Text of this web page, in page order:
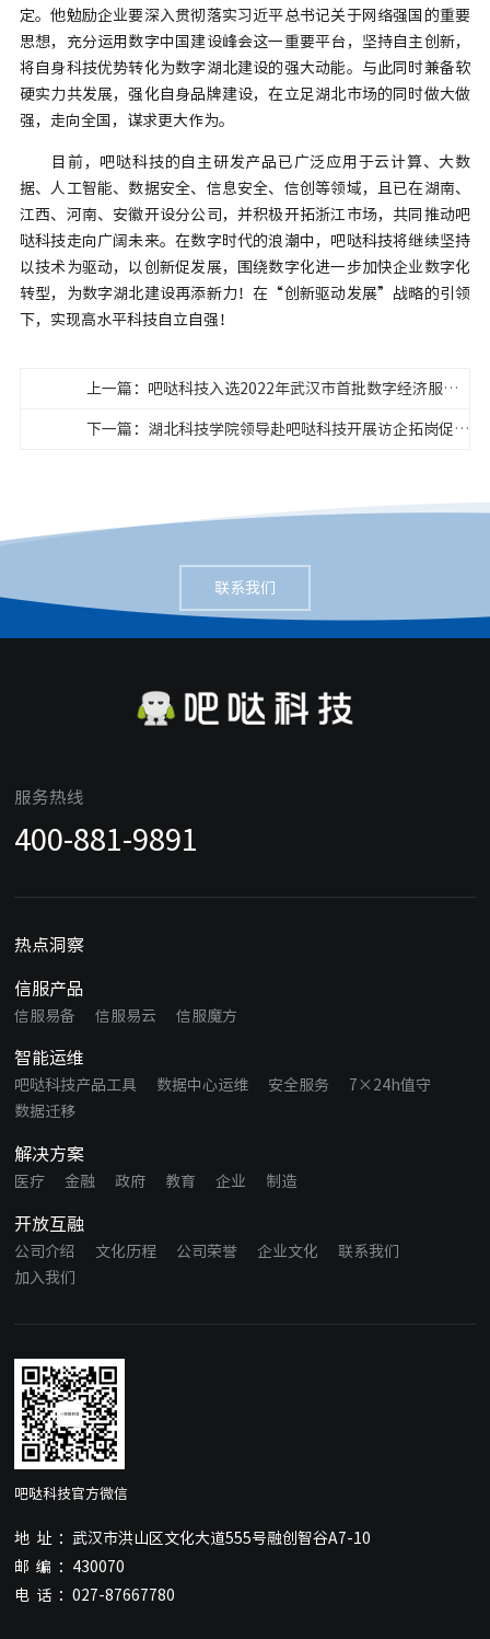
定。他勉励企业要深入贯彻落实习近平总书记关于网络强国的重要
思想，充分运用数字中国建设峰会这一重要平台，坚持自主创新，
将自身科技优势转化为数字湖北建设的强大动能。与此同时兼备软
硬实力共发展，强化自身品牌建设，在立足湖北市场的同时做大做
强，走向全国，谋求更大作为。
目前，吧哒科技的自主研发产品已广泛应用于云计算、大数
据、人工智能、数据安全、信息安全、信创等领域，且已在湖南、
江西、河南、安徽开设分公司，并积极开拓浙江市场，共同推动吧
哒科技走向广阔未来。在数字时代的浪潮中，吧哒科技将继续坚持
以技术为驱动，以创新促发展，围绕数字化进一步加快企业数字化
转型，为数字湖北建设再添新力！在
“创新驱动发展”战略的引领
下，实现高水平科技自立自强！
上一篇：吧哒科技入选2022年武汉市首批数字经济服务资源池
下一篇：湖北科技学院领导赴吧哒科技开展访企拓岗促就业行动
联系我们
服务热线
400-881-9891
热点洞察
信服产品
信服易备 信服易云 信服魔方
智能运维
吧哒科技产品工具 数据中心运维 安全服务
7×24h值守
数据迁移
解决方案
医疗 金融 政府 教育 企业 制造
开放互融
公司介绍 文化历程 公司荣誉 企业文化
联系我们
加入我们
吧哒科技官方微信
地址： 武汉市洪山区文化大道555号融创智谷A7-10
邮编： 430070
电话： 027-87667780